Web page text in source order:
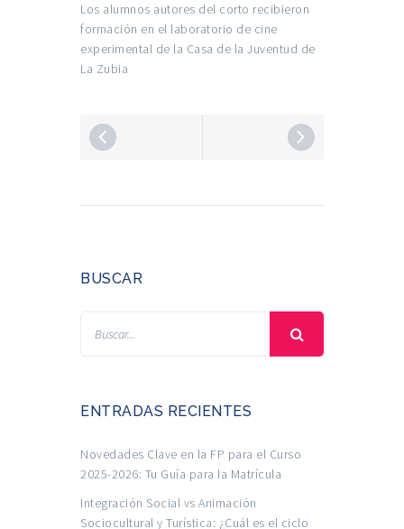
Los alumnos autores del corto recibieron
formación en el laboratorio de cine
experimental de la Casa de la Juventud de
La Zubia
BUSCAR
ENTRADAS RECIENTES
Novedades Clave en la FP para el Curso
2025-2026: Tu Guía para la Matrícula
Integración Social vs Animación
Sociocultural y Turística: ¿Cuál es el ciclo